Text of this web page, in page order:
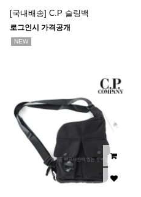
[국내배송] C.P 슬링백
로그인시 가격공개
NEW